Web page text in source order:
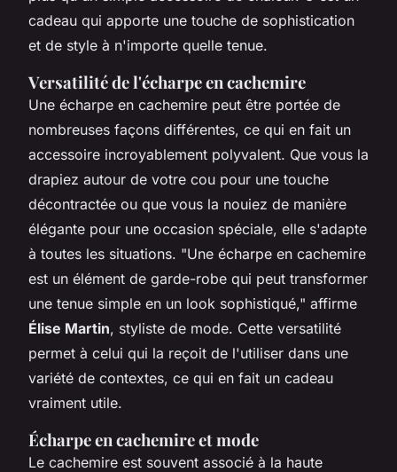
cadeau qui apporte une touche de sophistication
et de style à n'importe quelle tenue.
Versatilité de l'écharpe en cachemire
Une écharpe en cachemire peut être portée de
nombreuses façons différentes, ce qui en fait un
accessoire incroyablement polyvalent. Que vous la
drapiez autour de votre cou pour une touche
décontractée ou que vous la nouiez de manière
élégante pour une occasion spéciale, elle s'adapte
à toutes les situations. "Une écharpe en cachemire
est un élément de garde-robe qui peut transformer
une tenue simple en un look sophistiqué," affirme
Élise Martin, styliste de mode. Cette versatilité
permet à celui qui la reçoit de l'utiliser dans une
variété de contextes, ce qui en fait un cadeau
vraiment utile.
Écharpe en cachemire et mode
Le cachemire est souvent associé à la haute